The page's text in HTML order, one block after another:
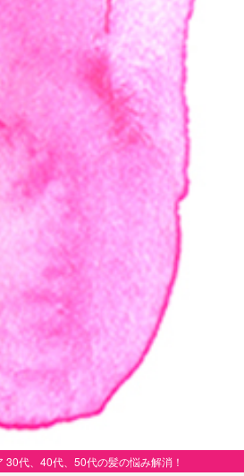
30代、40代、50代の髪の悩み解消！